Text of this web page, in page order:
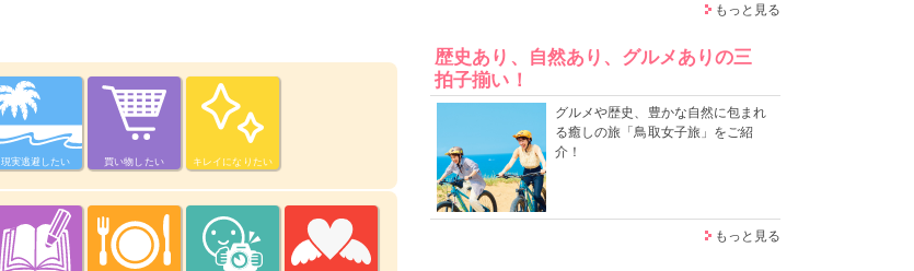
現実逃避したい 買い物したい キレイになりたい
もっと見る
歴史あり、自然あり、グルメありの三
拍子揃い！
グルメや歴史、豊かな自然に包まれ
る癒しの旅「鳥取女子旅」をご紹
介！
もっと見る